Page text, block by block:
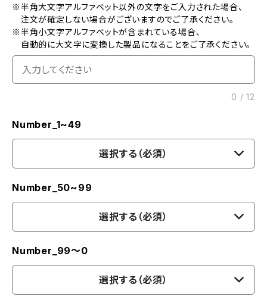
※半角大文字アルファベット以外の文字をご入力された場合、
注文が確定しない場合がございますのでご了承ください。
※半角小文字アルファベットが含まれている場合、
自動的に大文字に変換した製品になることをご了承ください。
0 /12
Number_1~49
選択する（必須）
Number_50~99
選択する（必須）
Number_99〜0
選択する（必須）